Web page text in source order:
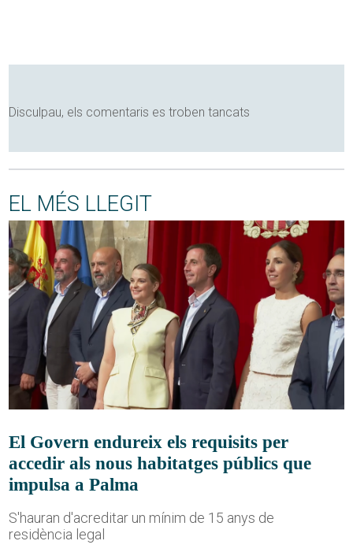
Disculpau, els comentaris es troben tancats
EL MÉS LLEGIT
El Govern endureix els requisits per
accedir als nous habitatges públics que
impulsa a Palma
S'hauran d'acreditar un mínim de 15 anys de
residència legal